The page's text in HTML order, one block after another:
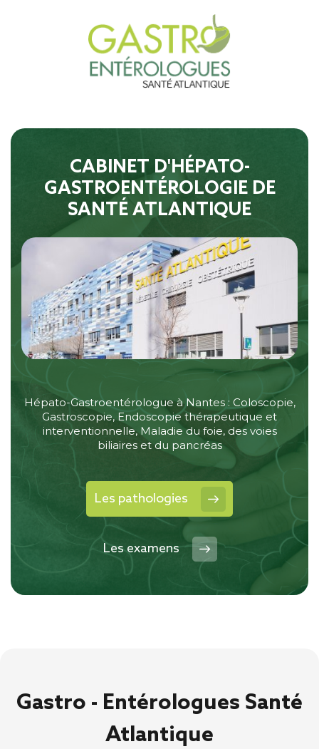
CABINET D'HÉPATO-
GASTROENTÉROLOGIE DE
SANTÉ ATLANTIQUE
Hépato-Gastroentérologue à Nantes : Coloscopie,
Gastroscopie, Endoscopie thérapeutique et
interventionnelle, Maladie du foie, des voies
biliaires et du pancréas
Les pathologies
Les examens
Gastro - Entérologues Santé
Atlantique